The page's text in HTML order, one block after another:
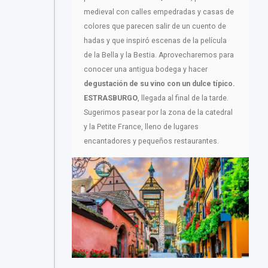
medieval con calles empedradas y casas de
colores que parecen salir de un cuento de
hadas y que inspiró escenas de la película
de la Bella y la Bestia. Aprovecharemos para
conocer una antigua bodega y hacer
degustación de su vino con un dulce típico.
ESTRASBURGO, llegada al final de la tarde.
Sugerimos pasear por la zona de la catedral
y la Petite France, lleno de lugares
encantadores y pequeños restaurantes.